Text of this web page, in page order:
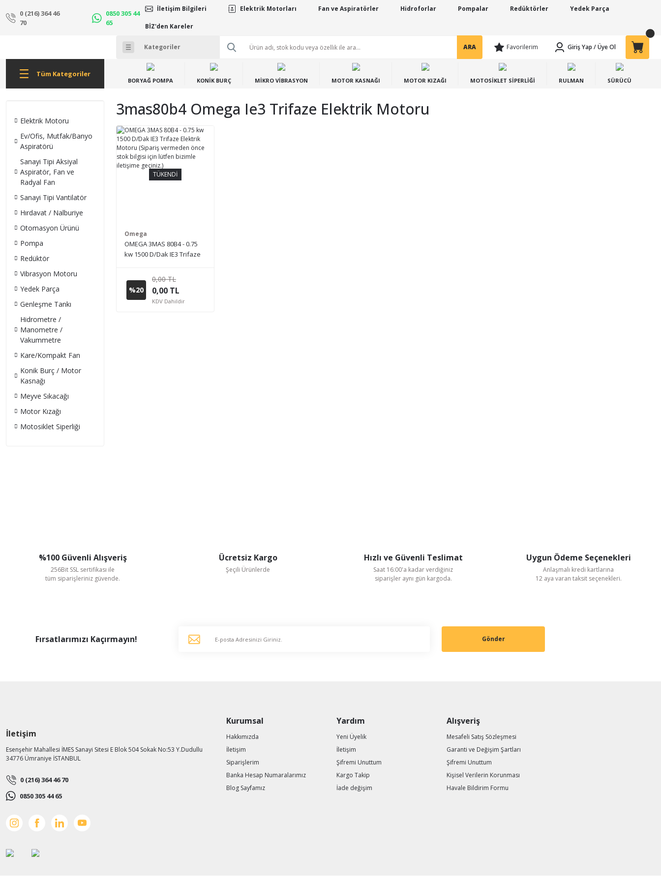
0 (216) 364 46
70
0850 305 44
65
İletişim Bilgileri Elektrik Motorları Fan ve Aspiratörler Hidroforlar Pompalar Redüktörler Yedek Parça
BİZ'den Kareler
ARA Favorilerim Giriş Yap /Üye Ol
Tüm Kategoriler
BORYAĞ POMPA KONİK BURÇ MİKRO VİBRASYON MOTOR KASNAĞI MOTOR KIZAĞI MOTOSİKLET SİPERLİĞİ RULMAN SÜRÜCÜ
Elektrik Motoru
Ev/Ofis, Mutfak/Banyo
Aspiratörü
Sanayi Tipi Aksiyal
Aspiratör, Fan ve
Radyal Fan
Sanayi Tipi Vantilatör
Hırdavat / Nalburiye
Otomasyon Ürünü
Pompa
Redüktör
Vibrasyon Motoru
Yedek Parça
Genleşme Tankı
Hidrometre /
Manometre /
Vakummetre
Kare/Kompakt Fan
Konik Burç / Motor
Kasnağı
Meyve Sıkacağı
Motor Kızağı
Motosiklet Siperliği
3mas80b4 Omega Ie3 Trifaze Elektrik Motoru
TÜKENDİ
Omega
OMEGA 3MAS 80B4 - 0.75
kw 1500 D/Dak IE3 Trifaze
vermeden önce stok bilgisi
için lütfen bizimle iletişime
geçiniz.)
%20
0,00 TL
0,00 TL
KDV Dahildir
%100 Güvenli Alışveriş
256Bit SSL sertifikası ile
tüm siparişleriniz güvende.
Ücretsiz Kargo
Şeçili Ürünlerde
Hızlı ve Güvenli Teslimat
Saat 16:00'a kadar verdiğiniz
siparişler aynı gün kargoda.
Uygun Ödeme Seçenekleri
Anlaşmalı kredi kartlarına
12 aya varan taksit seçenekleri.
Fırsatlarımızı Kaçırmayın! Gönder
İletişim
Esenşehir Mahallesi İMES Sanayi Sitesi E Blok 504 Sokak No:53 Y.Dudullu
34776 Ümraniye İSTANBUL
0 (216) 364 46 70
0850 305 44 65
Kurumsal
Hakkımızda
İletişim
Siparişlerim
Banka Hesap Numaralarımız
Blog Sayfamız
Yardım
Yeni Üyelik
İletişim
Şifremi Unuttum
Kargo Takip
İade değişim
Alışveriş
Mesafeli Satış Sözleşmesi
Garanti ve Değişim Şartları
Şifremi Unuttum
Kişisel Verilerin Korunması
Havale Bildirim Formu